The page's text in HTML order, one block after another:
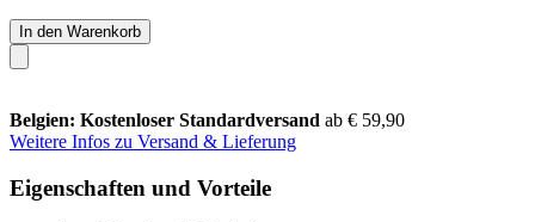
In den Warenkorb
Belgien: Kostenloser Standardversand ab € 59,90
Weitere Infos zu Versand & Lieferung
Eigenschaften und Vorteile